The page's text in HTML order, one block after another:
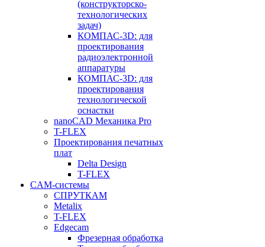
(конструкторско-
технологических
задач)
КОМПАС-3D: для
проектирования
радиоэлектронной
аппаратуры
КОМПАС-3D: для
проектирования
технологической
оснастки
nanoCAD Механика Pro
T-FLEX
Проектирования печатных
плат
Delta Design
T-FLEX
CAM-системы
СПРУТКAM
Metalix
T-FLEX
Edgecam
Фрезерная обработка